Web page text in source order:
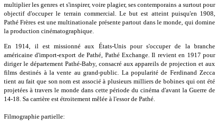
multiplier les genres et s'inspirer, voire plagier, ses contemporains a surtout pour
objectif d'occuper le terrain commercial. Le but est atteint puisqu'en 1908,
Pathé Frères est une multinationale présente partout dans le monde, qui domine
la production cinématographique.
En 1914, il est missionné aux États-Unis pour s'occuper de la branche
américaine d'import-export de Pathé, Pathé Exchange. Il revient en 1917 pour
diriger le département Pathé-Baby, consacré aux appareils de projection et aux
films destinés à la vente au grand-public. La popularité de Ferdinand Zecca
tient au fait que son nom est associé à plusieurs milliers de bobines qui ont été
projetées à travers le monde dans cette période du cinéma d'avant la Guerre de
14-18. Sa carrière est étroitement mêlée à l'essor de Pathé.
Filmographie partielle: